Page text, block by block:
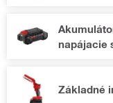
napájacie
Základné